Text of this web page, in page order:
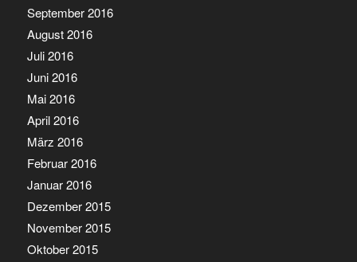
September 2016
August 2016
Juli 2016
Juni 2016
Mai 2016
April 2016
März 2016
Februar 2016
Januar 2016
Dezember 2015
November 2015
Oktober 2015